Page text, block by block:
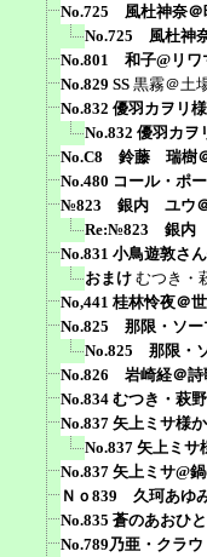
No.725 風杜神奈＠
No.725 風杜神
No.801 和子@リワ
No.829 SS 黒霧＠土
No.832 優羽カヲリ
No.832 優羽カ
No.C8 鈴藤 瑞樹＠
No.480 コール・ポ
№823 銀内 ユウ＠
Re:№823 銀内
No.831 小鳥遊敦さ
おまけ むつき・
No,441 桂林怜夜＠
No.825 那限・ソー
No.825 那限・
No.826 岩崎経＠詩
No.834 むつき・萩
No.837 矢上ミサ様
No.837 矢上ミ
No.837 矢上ミサ@
Ｎｏ839 久珂あゆ
No.835 蒼のあおひ
No.789乃亜・クラ